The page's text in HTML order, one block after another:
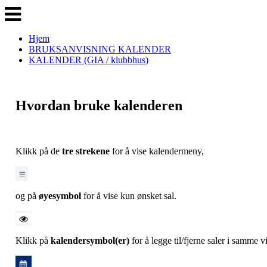
Veksle
navigasjon
Hjem
BRUKSANVISNING KALENDER
KALENDER (GIA / klubbhus)
Hvordan bruke kalenderen
Klikk på de tre strekene for å vise kalendermeny,
og på øyesymbol for å vise kun ønsket sal.
Klikk på kalendersymbol(er) for å legge til/fjerne saler i samme